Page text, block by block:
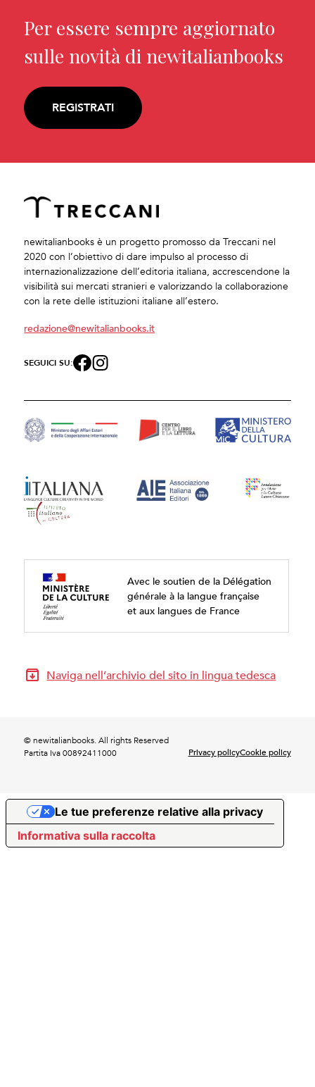
Per essere sempre aggiornato
sulle novità di newitalianbooks
REGISTRATI
newitalianbooks è un progetto promosso da Treccani nel
2020 con l’obiettivo di dare impulso al processo di
internazionalizzazione dell’editoria italiana, accrescendone la
visibilità sui mercati stranieri e valorizzando la collaborazione
con la rete delle istituzioni italiane all’estero.
redazione@newitalianbooks.it
SEGUICI SU:
Avec le soutien de la Délégation
générale à la langue française
et aux langues de France
Naviga nell’archivio del sito in lingua tedesca
© newitalianbooks. All rights Reserved
Partita Iva 00892411000
Privacy policyCookie policy
Informativa sulla raccolta
Le tue preferenze relative alla privacy